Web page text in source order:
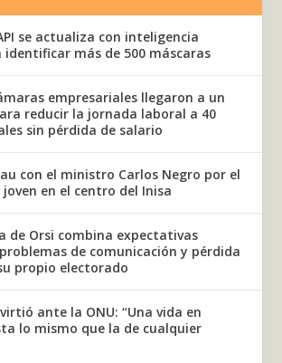
se actualiza con inteligencia
más de 500 máscaras
empresariales llegaron a un
reducir la jornada laboral a 40
sin pérdida de salario
con el ministro Carlos Negro por el
en el centro del Inisa
de Orsi combina expectativas
de comunicación y pérdida
propio electorado
ante la ONU: “Una vida en
lo mismo que la de cualquier